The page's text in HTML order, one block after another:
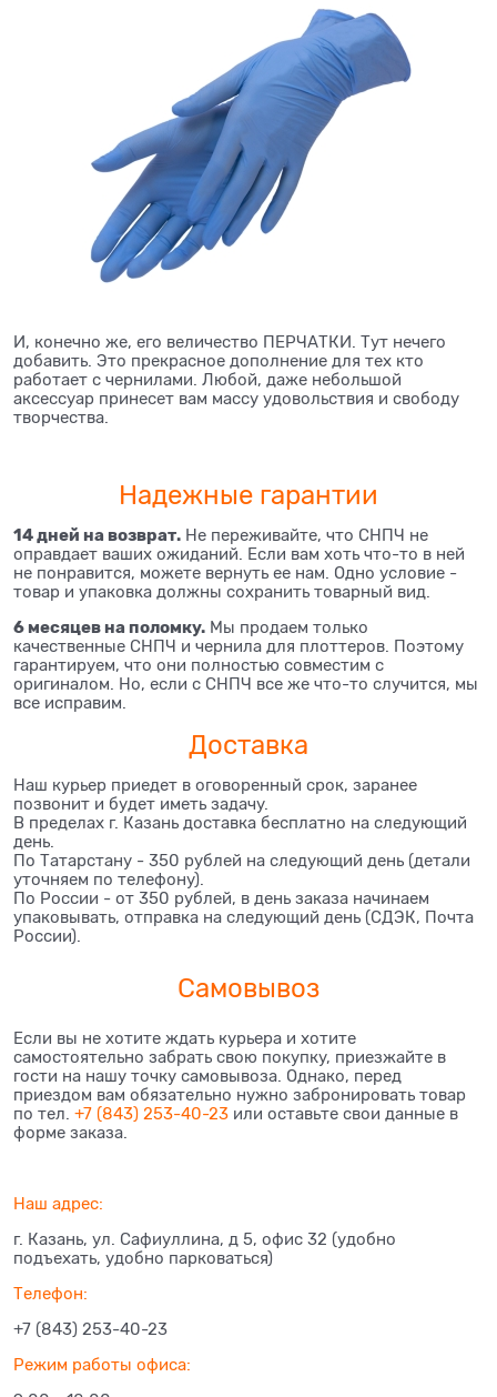
И, конечно же, его величество ПЕРЧАТКИ. Тут нечего
добавить. Это прекрасное дополнение для тех кто
работает с чернилами. Любой, даже небольшой
аксессуар принесет вам массу удовольствия и свободу
творчества.
Надежные гарантии
14 дней на возврат. Не переживайте, что СНПЧ не
оправдает ваших ожиданий. Если вам хоть что-то в ней
не понравится, можете вернуть ее нам. Одно условие -
товар и упаковка должны сохранить товарный вид.
6 месяцев на поломку. Мы продаем только
качественные СНПЧ и чернила для плоттеров. Поэтому
гарантируем, что они полностью совместим с
оригиналом. Но, если с СНПЧ все же что-то случится, мы
все исправим.
Доставка
Наш курьер приедет в оговоренный срок, заранее
позвонит и будет иметь задачу.
В пределах г. Казань доставка бесплатно на следующий
день.
По Татарстану - 350 рублей на следующий день (детали
уточняем по телефону).
По России - от 350 рублей, в день заказа начинаем
упаковывать, отправка на следующий день (СДЭК, Почта
России).
Самовывоз
Если вы не хотите ждать курьера и хотите
самостоятельно забрать свою покупку, приезжайте в
гости на нашу точку самовывоза. Однако, перед
приездом вам обязательно нужно забронировать товар
по тел. +7 (843) 253-40-23 или оставьте свои данные в
форме заказа.
Наш адрес:
г. Казань, ул. Сафиуллина, д 5, офис 32 (удобно
подъехать, удобно парковаться)
Телефон:
+7 (843) 253-40-23
Режим работы офиса: